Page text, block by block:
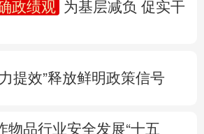
蒙古 黑龙江
政绩观
为基层减负 促实干
提效”释放鲜明政策信号
物品行业安全发展“十五